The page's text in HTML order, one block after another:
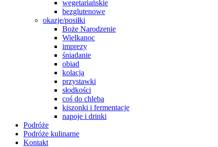
wegetariańskie
bezglutenowe
okazje/posiłki
Boże Narodzenie
Wielkanoc
imprezy
śniadanie
obiad
kolacja
przystawki
słodkości
coś do chleba
kiszonki i fermentacje
napoje i drinki
Podróże
Podróże kulinarne
Kontakt